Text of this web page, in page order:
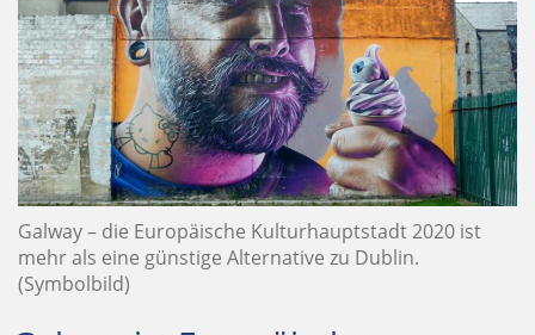
Galway – die Europäische Kulturhauptstadt 2020 ist
mehr als eine günstige Alternative zu Dublin.
(Symbolbild)